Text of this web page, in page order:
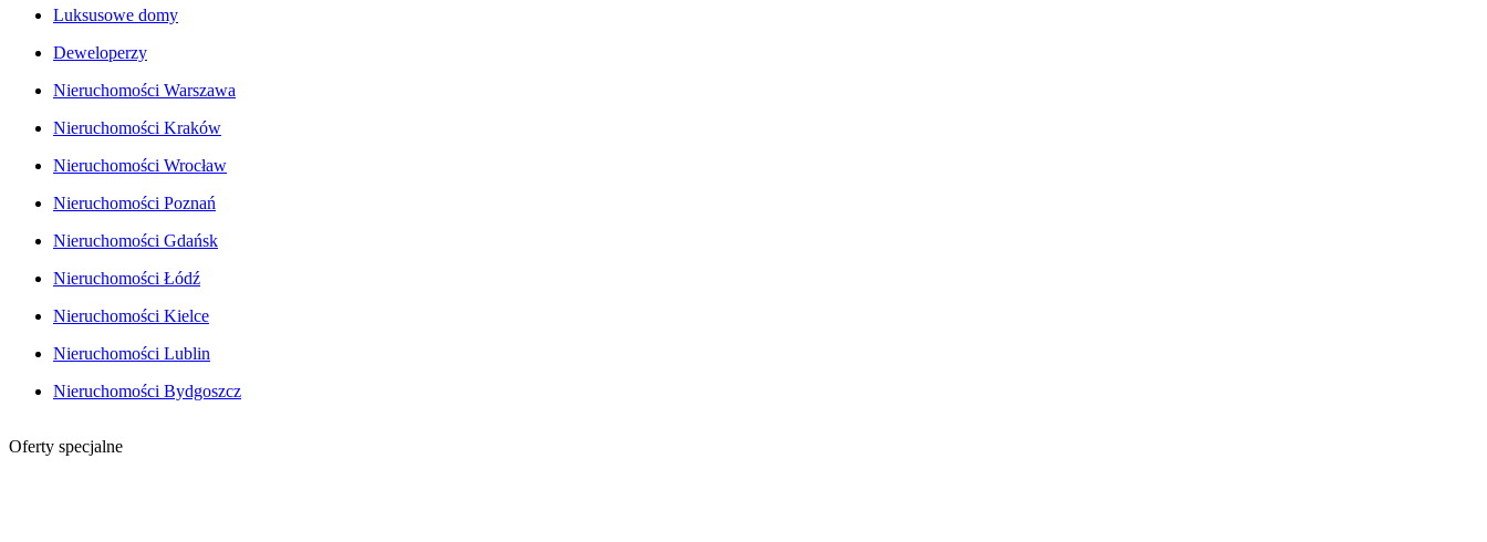
Luksusowe domy
Deweloperzy
Nieruchomości Warszawa
Nieruchomości Kraków
Nieruchomości Wrocław
Nieruchomości Poznań
Nieruchomości Gdańsk
Nieruchomości Łódź
Nieruchomości Kielce
Nieruchomości Lublin
Nieruchomości Bydgoszcz
Oferty specjalne